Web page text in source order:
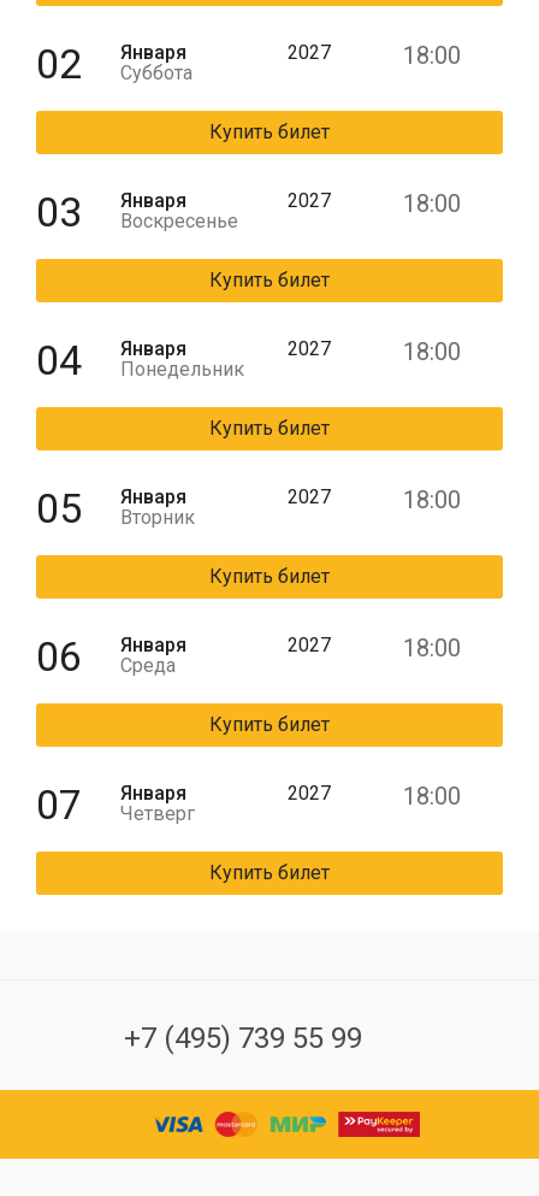
02
Января
Суббота
2027 18:00
Купить билет
03
Января
Воскресенье
2027 18:00
Купить билет
04
Января
Понедельник
2027 18:00
Купить билет
05
Января
Вторник
2027 18:00
Купить билет
06
Января
Среда
2027 18:00
Купить билет
07
Января
Четверг
2027 18:00
Купить билет
+7 (495) 739 55 99